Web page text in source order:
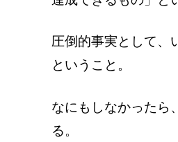
圧倒的事実として、
ということ。
なにもしなかったら
る。